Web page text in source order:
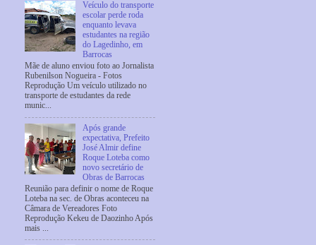
Veículo do transporte
escolar perde roda
enquanto levava
estudantes na região
do Lagedinho, em
Barrocas
Mãe de aluno enviou foto ao Jornalista
Rubenilson Nogueira - Fotos
Reprodução Um veículo utilizado no
transporte de estudantes da rede
munic...
Após grande
expectativa, Prefeito
José Almir define
Roque Loteba como
novo secretário de
Obras de Barrocas
Reunião para definir o nome de Roque
Loteba na sec. de Obras aconteceu na
Câmara de Vereadores Foto
Reprodução Kekeu de Daozinho Após
mais ...